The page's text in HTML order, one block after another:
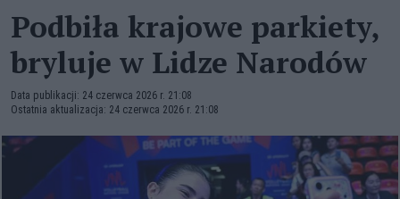
Podbiła krajowe parkiety,
bryluje w Lidze Narodów
Data publikacji: 24 czerwca 2026 r. 21:08
Ostatnia aktualizacja: 24 czerwca 2026 r. 21:08